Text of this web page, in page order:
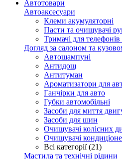
Автотовари
Автоаксесуари
Клеми акумуляторні
Пасти та очищувачі
Тримачі для
Догляд за салоном та
Автошампуні
Антидощ
Антитуман
Ароматизатори для
Ганчірки для авто
Губки автомобільні
Засоби для миття
Засоби для шин
Очищувачі колісних
Очищувачі
Всі категорії (21)
Мастила та технічні рідини